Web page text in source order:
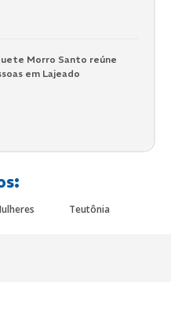
Morro Santo reúne
em Lajeado
Teutônia